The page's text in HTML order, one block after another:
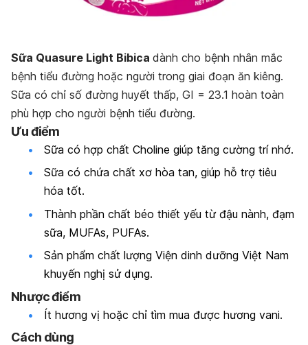
Sữa Quasure Light Bibica dành cho bệnh nhân mắc
bệnh tiểu đường hoặc người trong giai đoạn ăn kiêng.
Sữa có chỉ số đường huyết thấp, GI = 23.1 hoàn toàn
phù hợp cho người bệnh tiểu đường.
Ưu điểm
Sữa có hợp chất Choline giúp tăng cường trí nhớ.
Sữa có chứa chất xơ hòa tan, giúp hỗ trợ tiêu
hóa tốt.
Thành phần chất béo thiết yếu từ đậu nành, đạm
sữa, MUFAs, PUFAs.
Sản phẩm chất lượng Viện dinh dưỡng Việt Nam
khuyến nghị sử dụng.
Nhược điểm
Ít hương vị hoặc chỉ tìm mua được hương vani.
Cách dùng